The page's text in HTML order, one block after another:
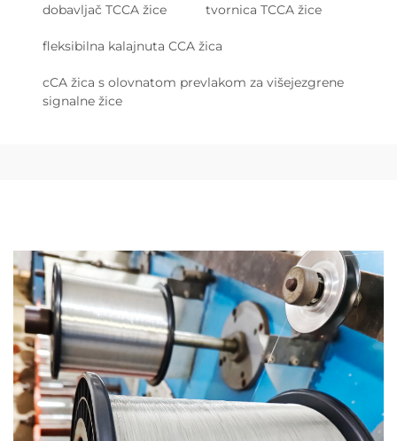
dobavljač TCCA žice tvornica TCCA žice
fleksibilna kalajnuta CCA žica
cCA žica s olovnatom prevlakom za višejezgrene
signalne žice